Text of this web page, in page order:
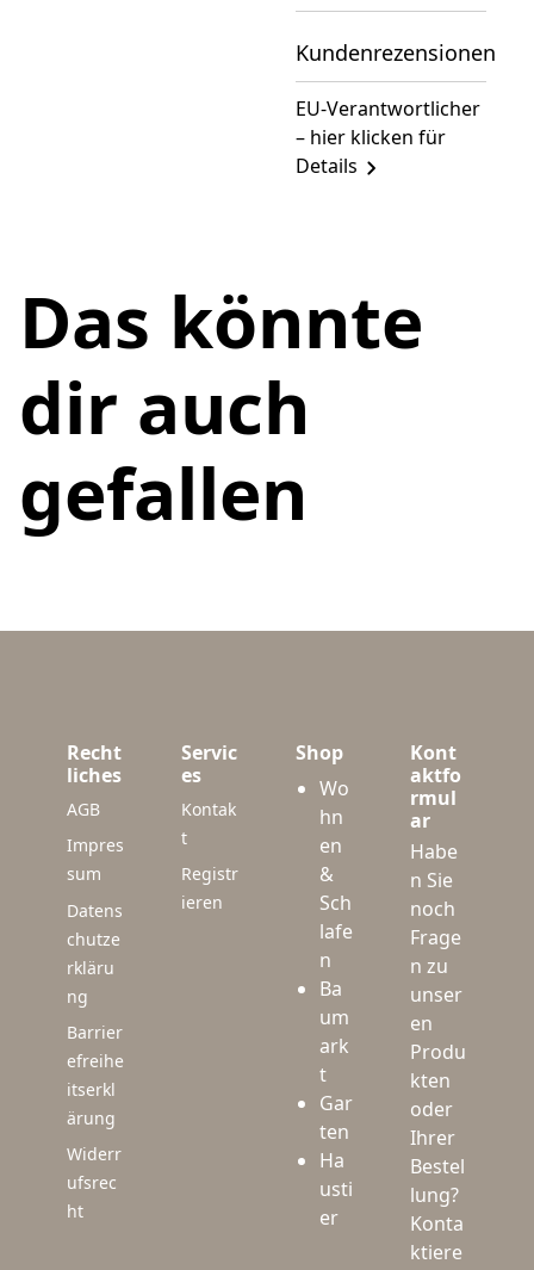
Kundenrezensionen
EU-Verantwortlicher
– hier klicken für
Details
Das könnte
dir auch
gefallen
Recht
liches
AGB
Impres
sum
Datens
chutze
rkläru
ng
Barrier
efreihe
itserkl
ärung
Widerr
ufsrec
ht
Servic
es
Kontak
t
Registr
ieren
Shop
Wo
hn
en
&
Sch
lafe
n
Ba
um
ark
t
Gar
ten
Ha
usti
er
Kont
aktfo
rmul
ar
Habe
n Sie
noch
Frage
n zu
unser
en
Produ
kten
oder
Ihrer
Bestel
lung?
Konta
ktiere